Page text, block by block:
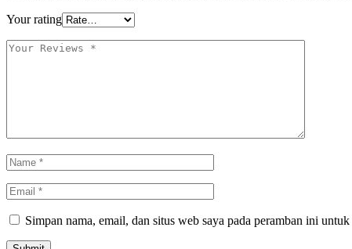
Your rating
Simpan nama, email, dan situs web saya pada peramban ini